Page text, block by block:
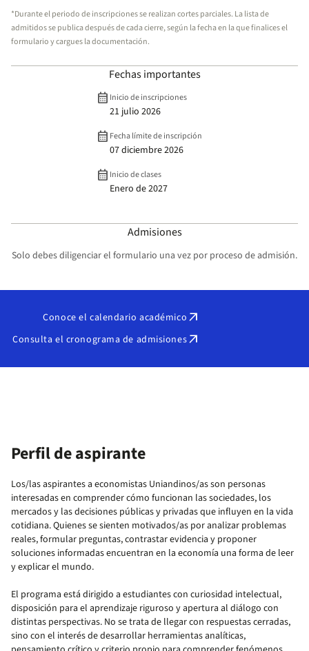
*Durante el periodo de inscripciones se realizan cortes parciales. La lista de
admitidos se publica después de cada cierre, según la fecha en la que finalices el
formulario y cargues la documentación.
Fechas importantes
calendar_month Inicio de inscripciones
21 julio 2026
calendar_month Fecha límite de inscripción
07 diciembre 2026
calendar_month Inicio de clases
Enero de 2027
Admisiones
Solo debes diligenciar el formulario una vez por proceso de admisión.
Conoce el calendario académico arrow_outward
Consulta el cronograma de admisionesarrow_outward
Perfil de aspirante
Los/las aspirantes a economistas Uniandinos/as son personas
interesadas en comprender cómo funcionan las sociedades, los
mercados y las decisiones públicas y privadas que influyen en la vida
cotidiana. Quienes se sienten motivados/as por analizar problemas
reales, formular preguntas, contrastar evidencia y proponer
soluciones informadas encuentran en la economía una forma de leer
y explicar el mundo.
El programa está dirigido a estudiantes con curiosidad intelectual,
disposición para el aprendizaje riguroso y apertura al diálogo con
distintas perspectivas. No se trata de llegar con respuestas cerradas,
sino con el interés de desarrollar herramientas analíticas,